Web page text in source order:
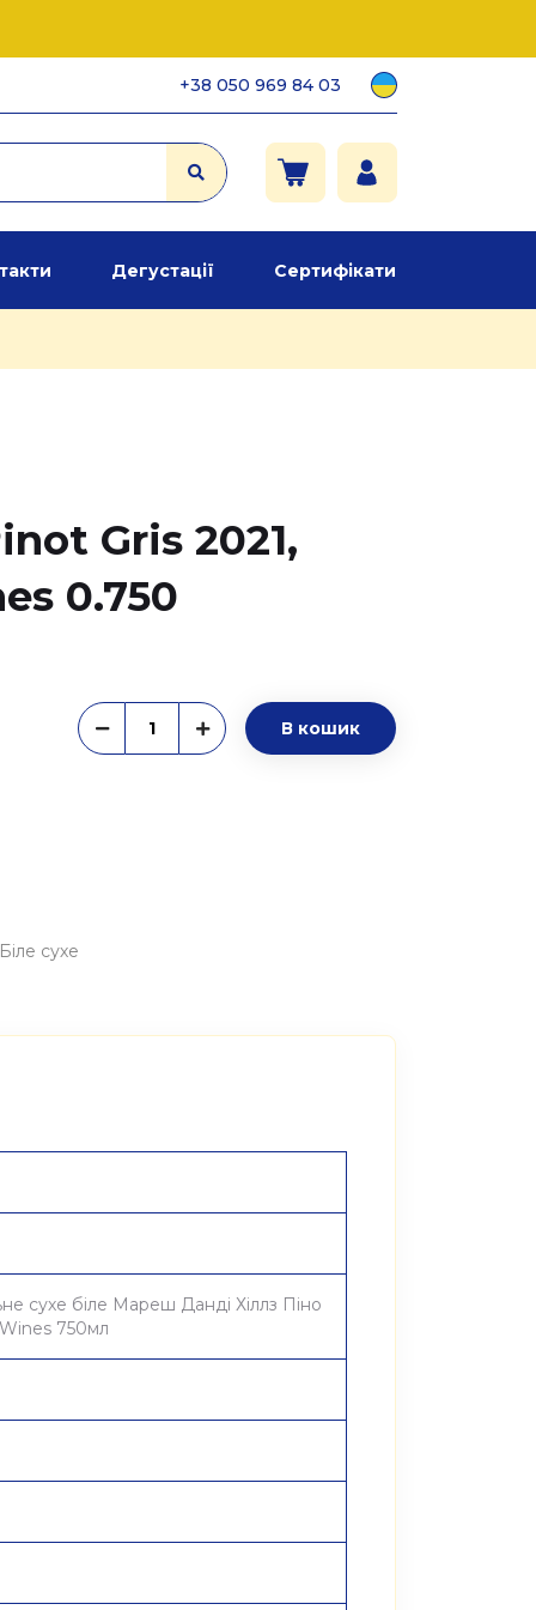
+38 050 969 84 03
Дегустації Сертифікати
Gris 2021,
0.750
В кошик
Біле сухе
сухе біле Мареш Данді Хіллз Піно
750мл